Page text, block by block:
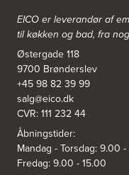
https://www.power.dk/
3831: Power
Rødovre Centrum 90
2610 Rødovre
https://www.power.dk/
3832: Power
Japanvej 8
4200 Slagelse
Tel.:70338080
https://www.power.dk/
EICO er leverandør af
til køkken og bad, fra
Østergade 118
9700 Brønderslev
+45 98 82 39 99
salg@eico.dk
CVR: 111 232 44
Åbningstider:
Mandag - Torsdag: 9.00 -
Fredag: 9.00 - 15.00